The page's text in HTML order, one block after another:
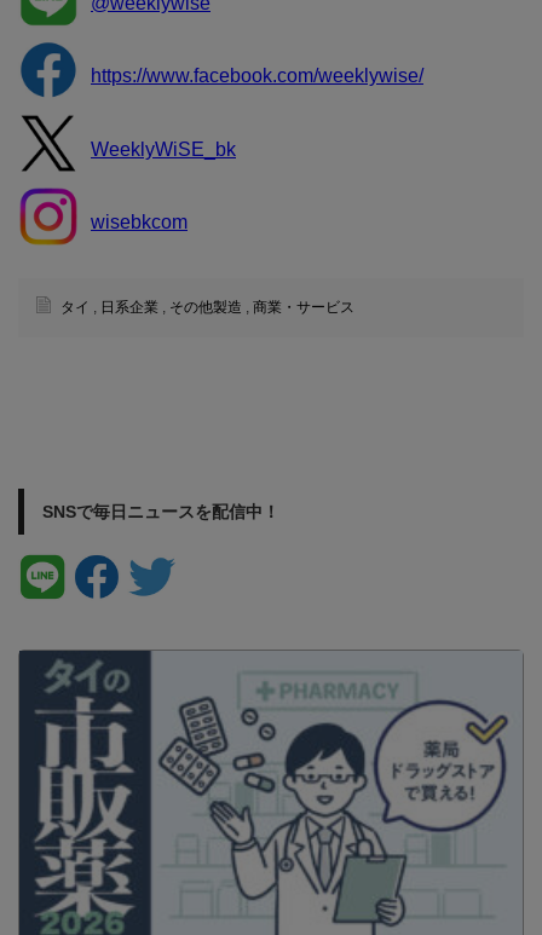
https://www.facebook.com/weeklywise/
WeeklyWiSE_bk
wisebkcom
タイ , 日系企業 , その他製造 , 商業・サービス
SNSで毎日ニュースを配信中！